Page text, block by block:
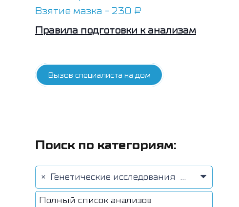
Взятие мазка - 230 ₽
Правила подготовки к анализам
Вызов специалиста на дом
Поиск по категориям:
× Генетические исследования (39)
Полный список анализов